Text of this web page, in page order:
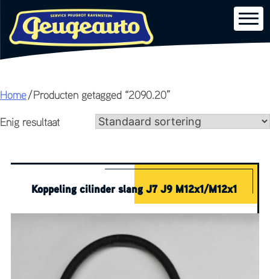
Skip
content
Home/ Producten getagged “2090.20”
Enig resultaat
Koppeling cilinder slang J7 J9 M12x1/M12x1